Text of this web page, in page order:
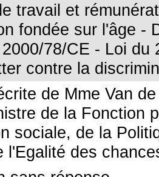
travail et
fondée sur l'âge -
78/CE - Loi du
contre la
de Mme Van
de la Fonction
sociale, de la
l'Egalité des